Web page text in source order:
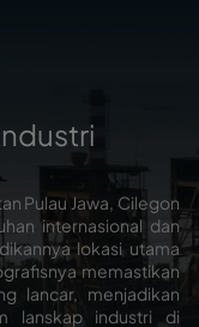
Pulau Jawa, Cilegon
internasional dan
lokasi utama
memastikan
lancar, menjadikan
lanskap industri di